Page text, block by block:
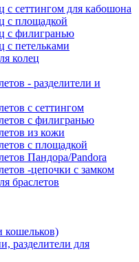
с сеттингом для кабошона
с площадкой
с филигранью
с петельками
колец
- разделители и
с сеттингом
с филигранью
из кожи
с площадкой
Пандора/Pandora
-цепочки с замком
браслетов
кошельков)
разделители для